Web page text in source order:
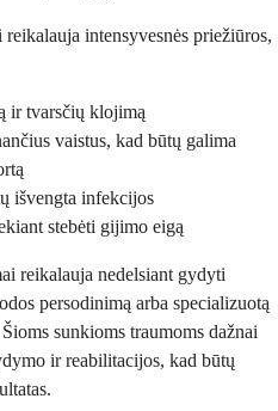
intensyvesnės priežiūros,
ir tvarsčių klojimą
vaistus, kad būtų galima
išvengta infekcijos
stebėti gijimo eigą
reikalauja nedelsiant gydyti
persodinimą arba specializuotą
sunkioms traumoms dažnai
ir reabilitacijos, kad būtų